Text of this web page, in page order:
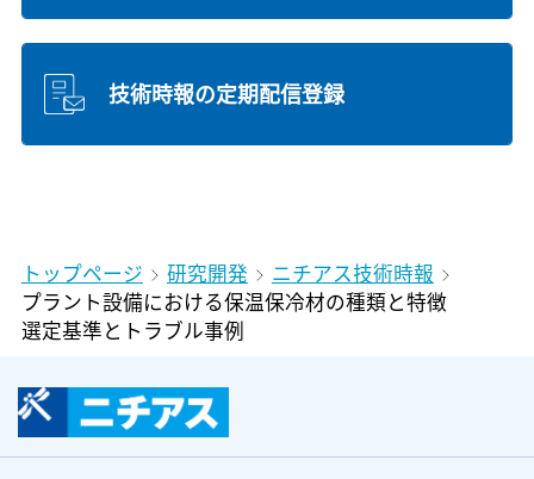
技術時報の定期配信登録
トップページ 研究開発
ニチアス技術時報
プラント設備における保温保冷材の種類と特徴
選定基準とトラブル事例